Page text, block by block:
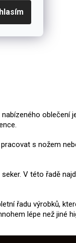
oblečení
s nožem
V této řadě
řadu výrobků,
lépe než jiné